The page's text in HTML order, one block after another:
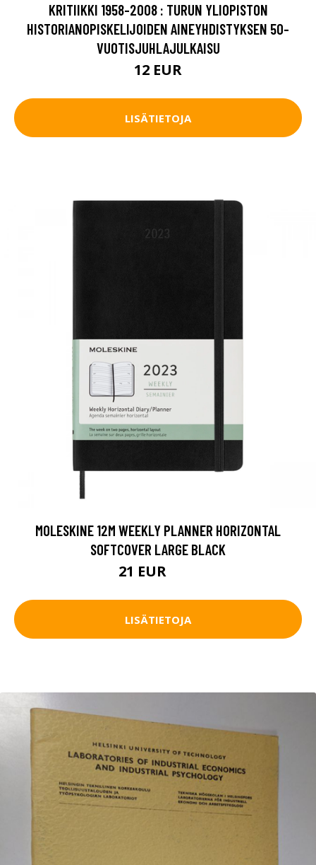
KRITIIKKI 1958-2008 : TURUN YLIOPISTON
HISTORIANOPISKELIJOIDEN AINEYHDISTYKSEN 50-
VUOTISJUHLAJULKAISU
12 EUR
LISÄTIETOJA
MOLESKINE 12M WEEKLY PLANNER HORIZONTAL
SOFTCOVER LARGE BLACK
21 EUR
LISÄTIETOJA